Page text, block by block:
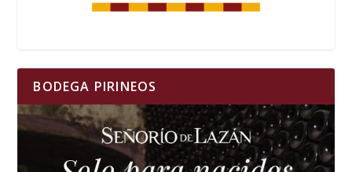
BODEGA PIRINEOS